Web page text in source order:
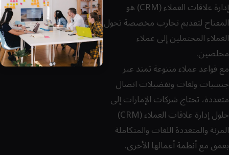
إدارة علاقات العملاء (CRM) هو
المفتاح لتقديم تجارب مخصصة تحول
العملاء المحتملين إلى عملاء
مخلصين.
مع قواعد عملاء متنوعة تمتد عبر
جنسيات ولغات وتفضيلات اتصال
متعددة، تحتاج شركات الإمارات إلى
حلول إدارة علاقات العملاء (CRM)
المرنة والمتعددة اللغات والمتكاملة
بعمق مع أنظمة أعمالها الأخرى.